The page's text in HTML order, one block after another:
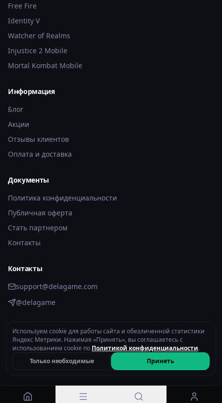
Free Fire
Identity V
Watcher of Realms
Injustice 2 Mobile
Mortal Kombat Mobile
Информация
Блог
Акции
Отзывы клиентов
Оплата и доставка
Документы
Политика конфиденциальности
Публичная оферта
Стать партнером
Контакты
Контакты
support@delagame.com
@delagame
2026 © DelaGame.com. Все права защищены.
Политика конфиденциальности
Используем cookie для работы сайта и обезличенной статистики
Яндекс Метрики. Нажимая «Принять», вы соглашаетесь с
использованием cookie по Политикой конфиденциальности.
Только необходимые
Принять